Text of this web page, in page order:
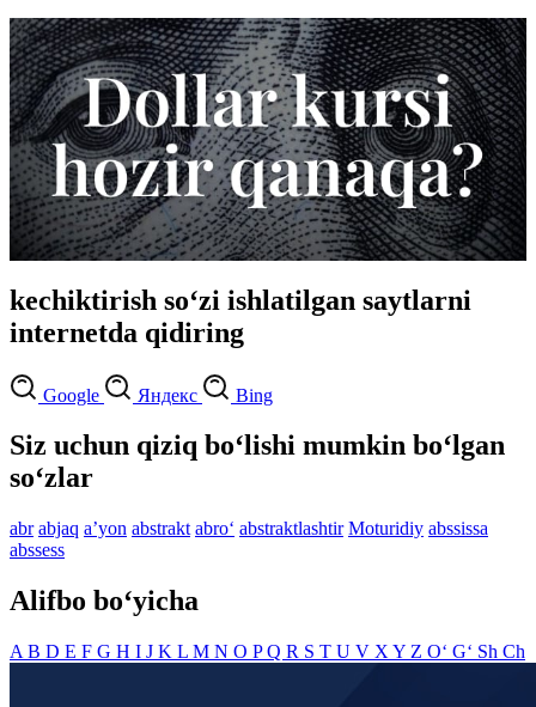
kechiktirish so‘zi ishlatilgan saytlarni
internetda qidiring
Google Яндекс Bing
Siz uchun qiziq bo‘lishi mumkin bo‘lgan
so‘zlar
abr abjaq aʼyon abstrakt abro‘ abstraktlashtir Moturidiy abssissa
abssess
Alifbo bo‘yicha
A B D E F G H I J K L M N O PQ R S T U V X Y Z O‘ G‘ Sh Ch